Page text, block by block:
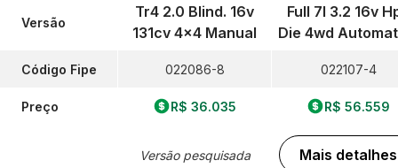
Versão
Código Fipe
Preço
Tr4 2.0 Blind. 16v
131cv 4x4 Manual
022086-8
R$ 36.035
Versão pesquisada
Full 7l 3.2 16v
Die 4wd
022107-4
R$ 56.559
Mais detalhes